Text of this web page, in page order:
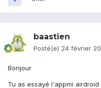
baastien
Posté(e) 24 février
Bonjour
Tu as essayé l'appmi airdroid